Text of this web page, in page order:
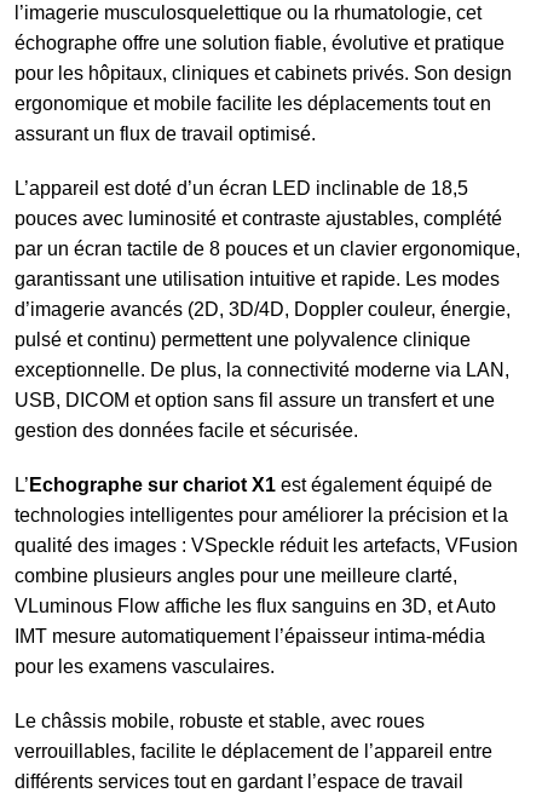
l’imagerie musculosquelettique ou la rhumatologie, cet
échographe offre une solution fiable, évolutive et pratique
pour les hôpitaux, cliniques et cabinets privés. Son design
ergonomique et mobile facilite les déplacements tout en
assurant un flux de travail optimisé.
L’appareil est doté d’un écran LED inclinable de 18,5
pouces avec luminosité et contraste ajustables, complété
par un écran tactile de 8 pouces et un clavier ergonomique,
garantissant une utilisation intuitive et rapide. Les modes
d’imagerie avancés (2D, 3D/4D, Doppler couleur, énergie,
pulsé et continu) permettent une polyvalence clinique
exceptionnelle. De plus, la connectivité moderne via LAN,
USB, DICOM et option sans fil assure un transfert et une
gestion des données facile et sécurisée.
L’ Echographe sur chariot X1 est également équipé de
technologies intelligentes pour améliorer la précision et la
qualité des images : VSpeckle réduit les artefacts, VFusion
combine plusieurs angles pour une meilleure clarté,
VLuminous Flow affiche les flux sanguins en 3D, et Auto
IMT mesure automatiquement l’épaisseur intima-média
pour les examens vasculaires.
Le châssis mobile, robuste et stable, avec roues
verrouillables, facilite le déplacement de l’appareil entre
différents services tout en gardant l’espace de travail